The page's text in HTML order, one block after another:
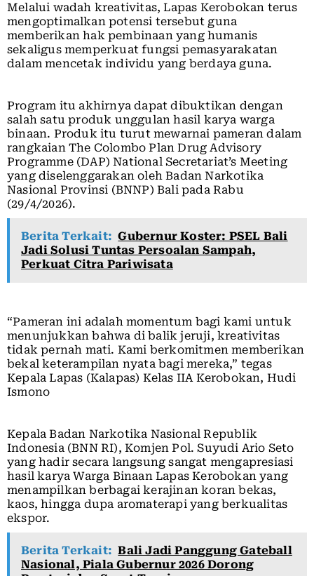
Melalui wadah kreativitas, Lapas Kerobokan terus
mengoptimalkan potensi tersebut guna
memberikan hak pembinaan yang humanis
sekaligus memperkuat fungsi pemasyarakatan
dalam mencetak individu yang berdaya guna.
Program itu akhirnya dapat dibuktikan dengan
salah satu produk unggulan hasil karya warga
binaan. Produk itu turut mewarnai pameran dalam
rangkaian The Colombo Plan Drug Advisory
Programme (DAP) National Secretariat’s Meeting
yang diselenggarakan oleh Badan Narkotika
Nasional Provinsi (BNNP) Bali pada Rabu
(29/4/2026).
Berita Terkait: Gubernur Koster: PSEL Bali
Jadi Solusi Tuntas Persoalan Sampah,
Perkuat Citra Pariwisata
“Pameran ini adalah momentum bagi kami untuk
menunjukkan bahwa di balik jeruji, kreativitas
tidak pernah mati. Kami berkomitmen memberikan
bekal keterampilan nyata bagi mereka,” tegas
Kepala Lapas (Kalapas) Kelas IIA Kerobokan, Hudi
Ismono
Kepala Badan Narkotika Nasional Republik
Indonesia (BNN RI), Komjen Pol. Suyudi Ario Seto
yang hadir secara langsung sangat mengapresiasi
hasil karya Warga Binaan Lapas Kerobokan yang
menampilkan berbagai kerajinan koran bekas,
kaos, hingga dupa aromaterapi yang berkualitas
ekspor.
Berita Terkait: Bali Jadi Panggung Gateball
Nasional, Piala Gubernur 2026 Dorong